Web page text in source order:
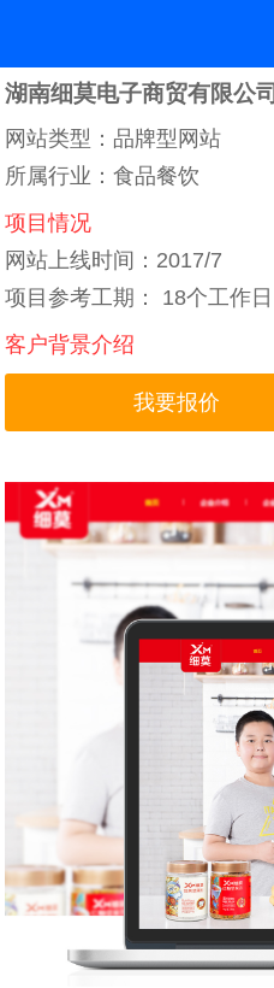
湖南细莫电子商贸有限公司
网站类型：品牌型网站
所属行业：食品餐饮
项目情况
网站上线时间：2017/7
项目参考工期： 18个工作日
客户背景介绍
我要报价